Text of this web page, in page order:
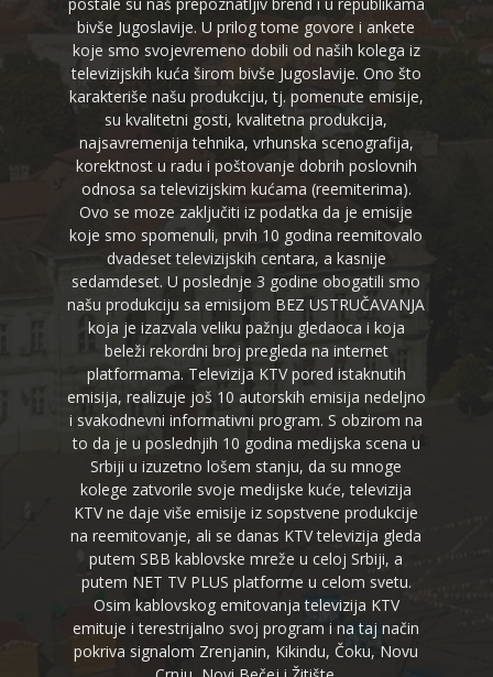
bivše Jugoslavije. U prilog tome govore i ankete
koje smo svojevremeno dobili od naših kolega iz
televizijskih kuća širom bivše Jugoslavije. Ono što
karakteriše našu produkciju, tj. pomenute emisije,
su kvalitetni gosti, kvalitetna produkcija,
najsavremenija tehnika, vrhunska scenografija,
korektnost u radu i poštovanje dobrih poslovnih
odnosa sa televizijskim kućama (reemiterima).
Ovo se moze zaključiti iz podatka da je emisije
koje smo spomenuli, prvih 10 godina reemitovalo
dvadeset televizijskih centara, a kasnije
sedamdeset. U poslednje 3 godine obogatili smo
našu produkciju sa emisijom BEZ USTRUČAVANJA
koja je izazvala veliku pažnju gledaoca i koja
beleži rekordni broj pregleda na internet
platformama. Televizija KTV pored istaknutih
emisija, realizuje još 10 autorskih emisija nedeljno
i svakodnevni informativni program. S obzirom na
to da je u poslednjih 10 godina medijska scena u
Srbiji u izuzetno lošem stanju, da su mnoge
kolege zatvorile svoje medijske kuće, televizija
KTV ne daje više emisije iz sopstvene produkcije
na reemitovanje, ali se danas KTV televizija gleda
putem SBB kablovske mreže u celoj Srbiji, a
putem NET TV PLUS platforme u celom svetu.
Osim kablovskog emitovanja televizija KTV
emituje i terestrijalno svoj program i na taj način
pokriva signalom Zrenjanin, Kikindu, Čoku, Novu